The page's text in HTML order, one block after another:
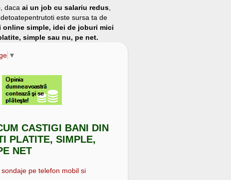
, daca ai un job cu salariu redus
este sursa ta de
online simple, idei de joburi mici
simple sau nu, pe net.
▼
CASTIGI BANI DIN
PLATITE, SIMPLE,
NET
pe telefon mobil si